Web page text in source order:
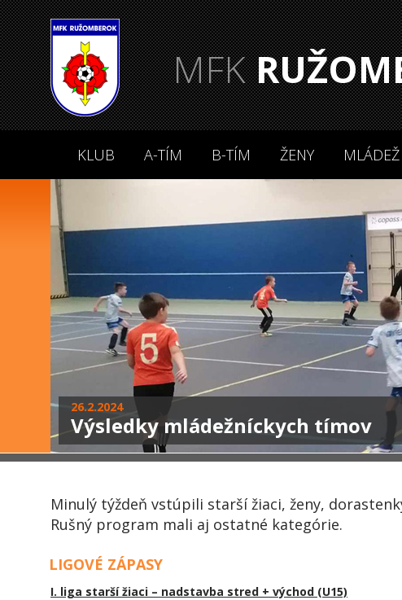
MFK
KLUB A-TÍM B-TÍM ŽENY MLÁDEŽ
26.2.2024
Výsledky mládežníckych tímov
Minulý týždeň vstúpili starší žiaci, ženy,
Rušný program mali aj ostatné kategórie.
LIGOVÉ ZÁPASY
I. liga starší žiaci – nadstavba stred + východ (U15)